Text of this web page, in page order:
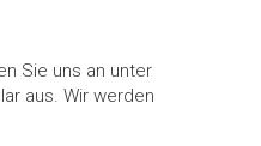
Sie uns an unter
aus. Wir werden